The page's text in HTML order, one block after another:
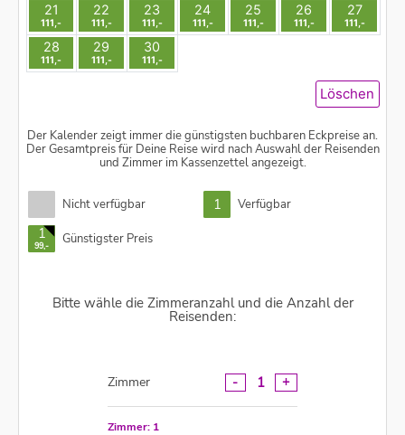
21
111,-
22
111,-
23
111,-
24
111,-
25
111,-
26
111,-
27
111,-
28
111,-
29
111,-
30
111,-
Löschen
Der Kalender zeigt immer die günstigsten buchbaren Eckpreise an.
Der Gesamtpreis für Deine Reise wird nach Auswahl der Reisenden
und Zimmer im Kassenzettel angezeigt.
Nicht verfügbar 1 Verfügbar
1
99,- Günstigster Preis
Bitte wähle die Zimmeranzahl und die Anzahl der
Reisenden:
Zimmer - 1 +
Zimmer: 1